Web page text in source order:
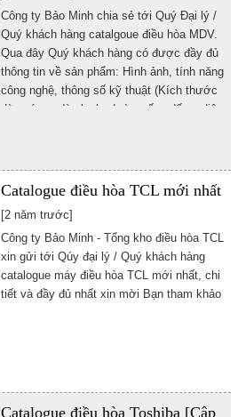
Công ty Bảo Minh chia sẻ tới Quý Đại lý /
Quý khách hàng catalgoue điều hòa MDV.
Qua đây Quý khách hàng có được đầy đủ
thông tin về sản phẩm: Hình ảnh, tính năng
công nghệ, thông số kỹ thuật (Kích thước
dàn nóng , dàn lạnh, đường ống đống;
điện
Catalogue điều hòa TCL mới nhất
[2 năm trước]
Công ty Bảo Minh - Tổng kho điều hòa TCL
xin gửi tới Qúy đại lý / Quý khách hàng
catalogue máy điều hòa TCL mới nhất, chi
tiết và đầy đủ nhất xin mời Bạn tham khảo
Catalogue điều hòa Toshiba [Cập